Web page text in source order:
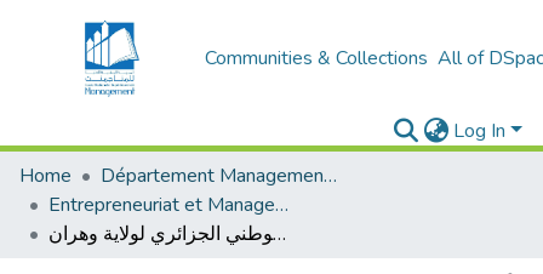
Communities & Collections All of
Log In
Home
Département Management et Entrepreneuriat
Entrepreneuriat et Management de Projets (EMP)
تأثير الرقمنة على نمو ظاهرة الصراعات المهنية بين الموارد البشرية داخل المنظمات: دراسة حالة: مديرية شبكة الاستغلال للبنك الوطني الجزائري لولاية وهران